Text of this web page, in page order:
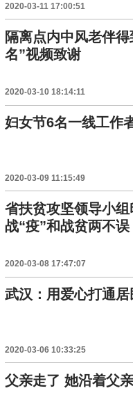
2020-03-11 17:00:51
隔离点内中风老伴
名”视频致谢
2020-03-10 18:14:11
妇女节6名一线工作
2020-03-09 11:15:49
省扶贫攻坚领导小
战“疫”和战贫两不误
2020-03-08 17:47:07
武汉：用爱心打通
2020-03-06 10:33:25
父亲走了 她沿着父